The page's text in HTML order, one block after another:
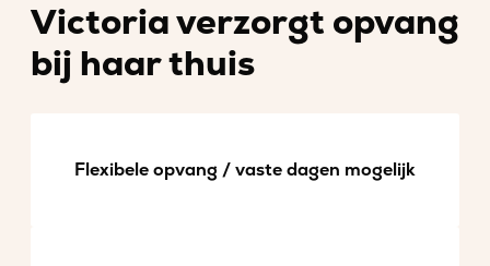
Victoria verzorgt opvang
bij haar thuis
Flexibele opvang / vaste dagen mogelijk